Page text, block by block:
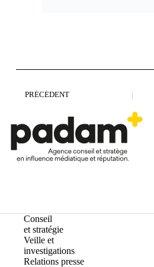
PRÉCÉDENT
Conseil
et stratégie
Veille et
investigations
Relations presse